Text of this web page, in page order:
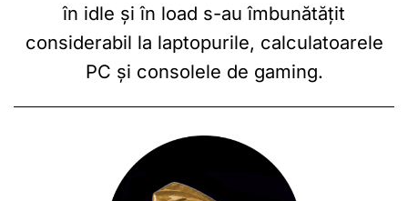
în idle și în load s-au îmbunătățit
considerabil la laptopurile, calculatoarele
PC și consolele de gaming.